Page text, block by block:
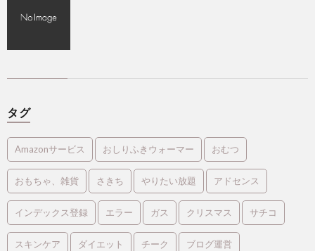
タグ
Amazonサービス おしりふきウォーマー おむつ
おもちゃ、雑貨 さきち やりたい放題 アドセンス
インデックス登録 エラー ガス クリスマス サチコ
スキンケア ダイエット チーク ブログ運営